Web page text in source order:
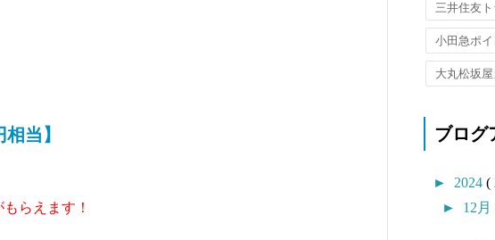
当】
らえます！
三井住友
小田急ポ
大丸松坂
ブログ
► 2024 (
► 12月